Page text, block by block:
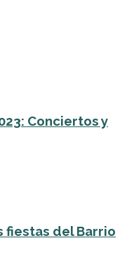
Conciertos y
fiestas del Barrio